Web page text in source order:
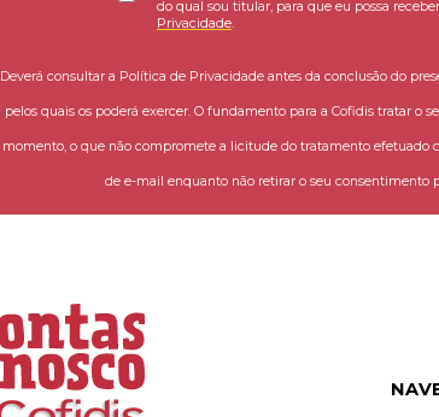
do qual sou titular, para que eu possa
Privacidade.
Deverá consultar a Política de Privacidade antes da conclusão do
pelos quais os poderá exercer. O fundamento para a Cofidis tratar o
momento, o que não compromete a licitude do tratamento efetuado
de e-mail enquanto não retirar o seu consentimento